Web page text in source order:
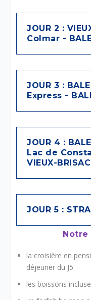
JOUR 2 :
Colmar -
JOUR 3 :
Express -
JOUR 4 :
Lac de
VIEUX-
JOUR 5 :
la croisière en
déjeuner du J5
les boissons